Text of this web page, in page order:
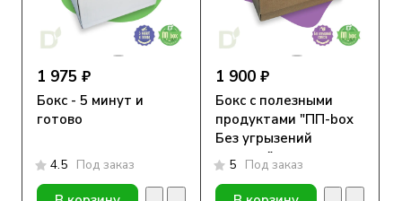
1 975 ₽
Бокс - 5 минут и
готово
4.5 Под заказ
1 900 ₽
Бокс с полезными
продуктами "ПП-box
Без угрызений
совести"
5 Под заказ